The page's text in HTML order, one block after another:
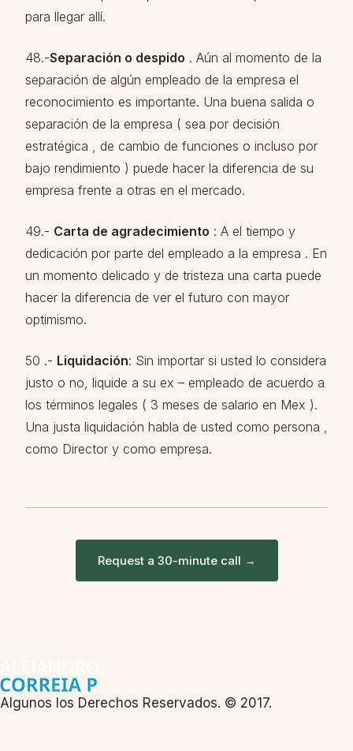
para llegar allí.
48.-Separación o despido . Aún al momento de la
separación de algún empleado de la empresa el
reconocimiento es importante. Una buena salida o
separación de la empresa ( sea por decisión
estratégica , de cambio de funciones o incluso por
bajo rendimiento ) puede hacer la diferencia de su
empresa frente a otras en el mercado.
49.- Carta de agradecimiento : A el tiempo y
dedicación por parte del empleado a la empresa . En
un momento delicado y de tristeza una carta puede
hacer la diferencia de ver el futuro con mayor
optimismo.
50 .- Liquidación: Sin importar si usted lo considera
justo o no, liquide a su ex – empleado de acuerdo a
los términos legales ( 3 meses de salario en Mex ).
Una justa liquidación habla de usted como persona ,
como Director y como empresa.
Request a 30-minute call →
Algunos los Derechos Reservados. © 2017.